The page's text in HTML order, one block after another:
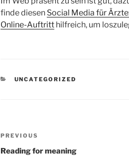
finde diesen Social Media für
Online-Auftritt hilfreich, um
CATEGORIES
UNCATEGORIZED
Post
navigation
Previous
Post
PREVIOUS
Reading for meaning